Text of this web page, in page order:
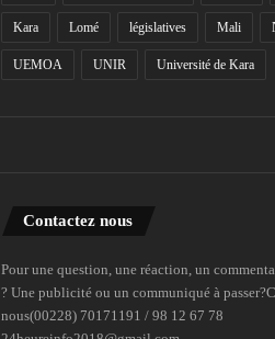
Kara Lomé législatives Mali
UEMOA UNIR Université de Kara
Contactez nous
Pour une question, une réaction, un
? Une publicité ou un communiqué à
nous(00228) 70171191 / 98 12 67 78